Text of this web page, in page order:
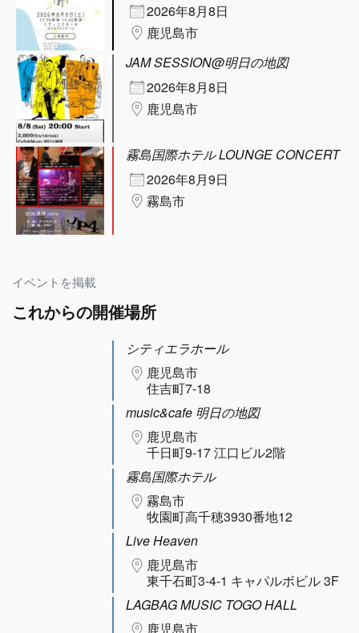
2026年8月8日
鹿児島市
JAM SESSION@明日の地図
2026年8月8日
鹿児島市
霧島国際ホテル LOUNGE CONCERT
2026年8月9日
霧島市
イベントを掲載
これからの開催場所
シティエラホール
鹿児島市
住吉町7-18
music&cafe 明日の地図
鹿児島市
千日町9-17 江口ビル2階
霧島国際ホテル
霧島市
牧園町高千穂3930番地12
Live Heaven
鹿児島市
東千石町3-4-1 キャパルボビル 3F
LAGBAG MUSIC TOGO HALL
鹿児島市